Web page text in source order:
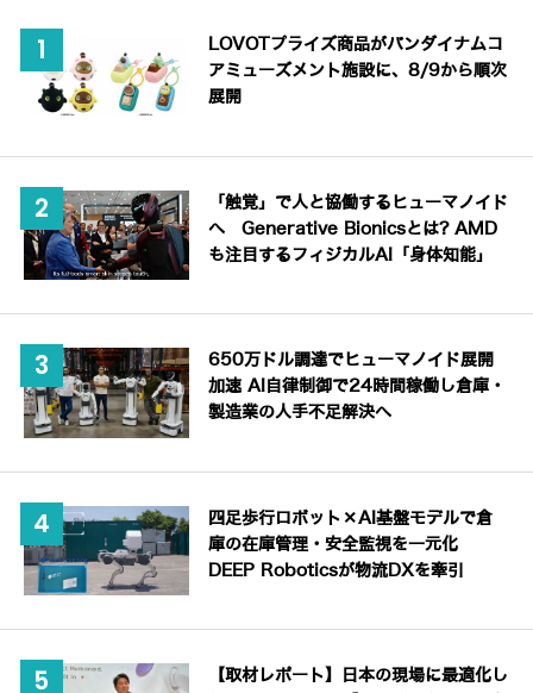
LOVOTプライズ商品がバンダイナムコ
アミューズメント施設に、8/9から順次
展開
「触覚」で人と協働するヒューマノイド
へ Generative Bionicsとは? AMD
も注目するフィジカルAI「身体知能」
650万ドル調達でヒューマノイド展開
加速 AI自律制御で24時間稼働し倉庫・
製造業の人手不足解決へ
四足歩行ロボット×AI基盤モデルで倉
庫の在庫管理・安全監視を一元化
DEEP Roboticsが物流DXを牽引
【取材レポート】日本の現場に最適化し